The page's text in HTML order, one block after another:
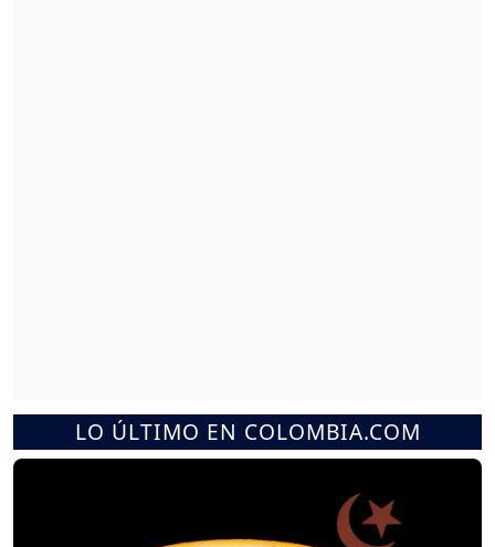
LO ÚLTIMO EN COLOMBIA.COM